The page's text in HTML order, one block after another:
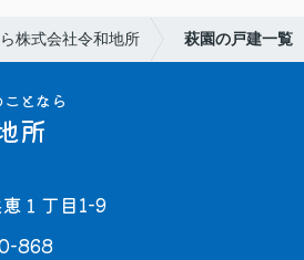
株式会社令和地所 萩園の戸建一覧
となら
所
１丁目1-9
868